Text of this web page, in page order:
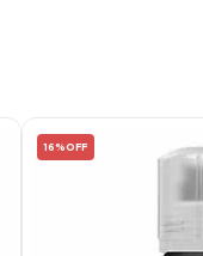
16% OFF